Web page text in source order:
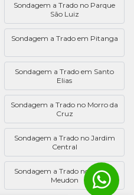
Sondagem a Trado no Parque
São Luiz
Sondagem a Trado em Pitanga
Sondagem a Trado em Santo
Elias
Sondagem a Trado no Morro da
Cruz
Sondagem a Trado no Jardim
Central
Sondagem a Trado no Jardim
Meudon